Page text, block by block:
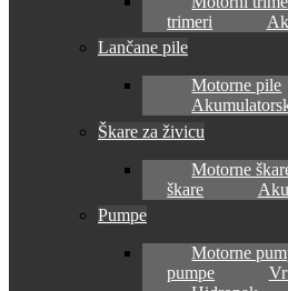
trimeri
Lančane pile
Motorne pile
Škare za živicu
Motorne
škare
Pumpe
Motorne
pumpe